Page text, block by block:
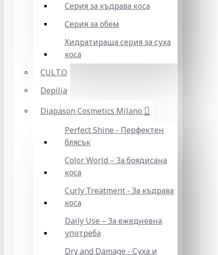
Серия за къдрава коса
Серия за обем
Хидратираща серия за суха
коса
CULT.O
Depilia
Diapason Cosmetics Milano
Perfect Shine - Перфектен
блясък
Color World – За боядисана
коса
Curly Treatment - За къдрава
коса
Daily Use – За ежедневна
употреба
Dry and Damage - Суха и